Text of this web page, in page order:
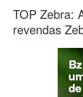
TOP Zebra:
revendas